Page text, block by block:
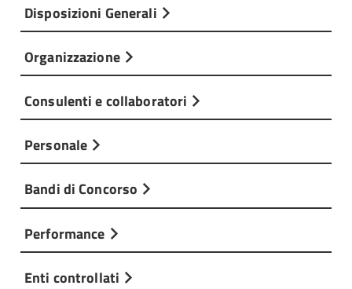
Disposizioni Generali
Organizzazione
Consulenti e collaboratori
Personale
Bandi di Concorso
Performance
Enti controllati